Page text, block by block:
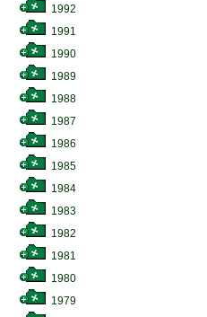
1992
1991
1990
1989
1988
1987
1986
1985
1984
1983
1982
1981
1980
1979